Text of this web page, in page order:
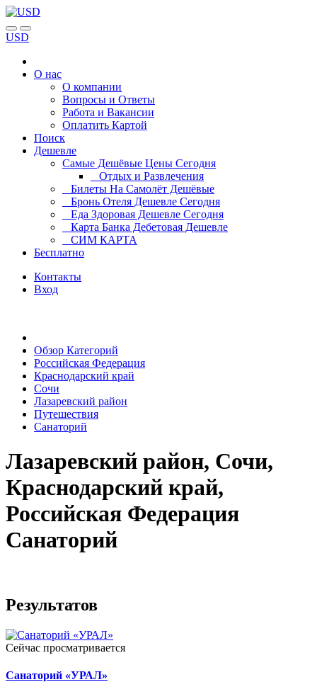
USD
О нас
О компании
Вопросы и Ответы
Работа и Вакансии
Оплатить Картой
Поиск
Дешевле
Самые Дешёвые Цены Сегодня
Отдых и Развлечения
Билеты На Самолёт Дешёвые
Бронь Отеля Дешевле Сегодня
Еда Здоровая Дешевле Сегодня
Карта Банка Дебетовая Дешевле
СИМ КАРТА
Бесплатно
Контакты
Вход
Обзор Категорий
Российская Федерация
Краснодарский край
Сочи
Лазаревский район
Путешествия
Санаторий
Лазаревский район, Сочи,
Краснодарский край,
Российская Федерация
Санаторий
Результатов
Сейчас просматривается
Санаторий «УРАЛ»